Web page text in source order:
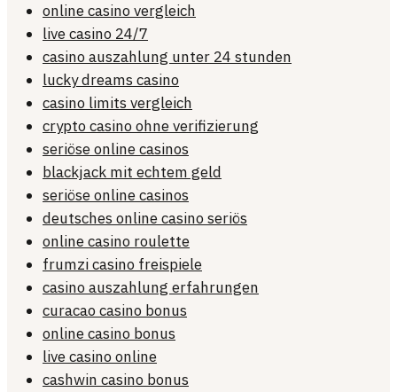
online casino vergleich
live casino 24/7
casino auszahlung unter 24 stunden
lucky dreams casino
casino limits vergleich
crypto casino ohne verifizierung
seriöse online casinos
blackjack mit echtem geld
seriöse online casinos
deutsches online casino seriös
online casino roulette
frumzi casino freispiele
casino auszahlung erfahrungen
curacao casino bonus
online casino bonus
live casino online
cashwin casino bonus